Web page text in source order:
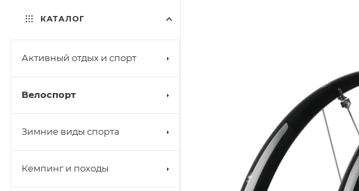
КАТАЛОГ
Активный отдых и спорт
Велоспорт
Зимние виды спорта
Кемпинг и походы